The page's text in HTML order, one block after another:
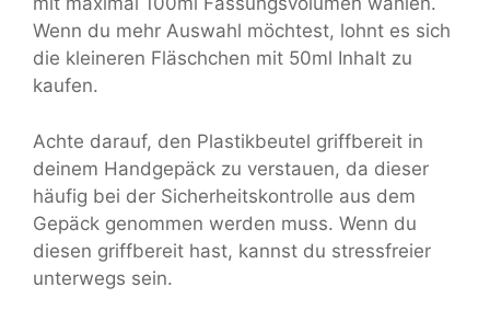
Wenn du mehr Auswahl möchtest, lohnt es sich
die kleineren Fläschchen mit 50ml Inhalt zu
kaufen.
Achte darauf, den Plastikbeutel griffbereit in
deinem Handgepäck zu verstauen, da dieser
häufig bei der Sicherheitskontrolle aus dem
Gepäck genommen werden muss. Wenn du
diesen griffbereit hast, kannst du stressfreier
unterwegs sein.